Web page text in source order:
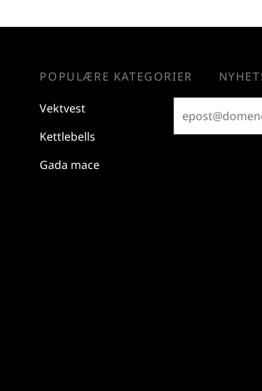
POPULÆRE KATEGORIER
Vektvest
Kettlebells
Gada mace